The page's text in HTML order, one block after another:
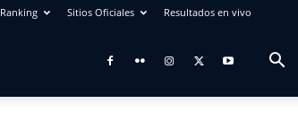
Ranking Sitios Oficiales Resultados en vivo